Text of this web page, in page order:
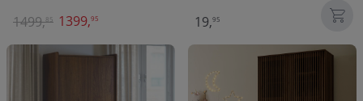
1399,95
1499,85 19,95